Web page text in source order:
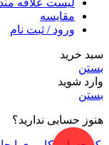
مقایسه
ورود / ثبت نام
سبد خرید
بستن
وارد شوید
بستن
هنوز حسابی ندارید؟